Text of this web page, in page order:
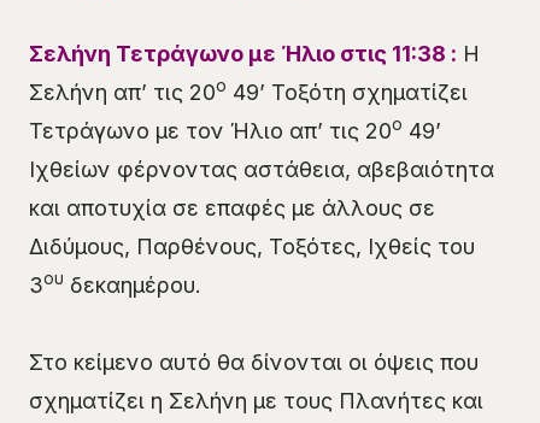
Σελήνη Τετράγωνο με Ήλιο στις 11:38 : Η
Σελήνη απ’ τις 20ο 49’ Τοξότη σχηματίζει
Τετράγωνο με τον Ήλιο απ’ τις 20ο 49’
Ιχθείων φέρνοντας αστάθεια, αβεβαιότητα
και αποτυχία σε επαφές με άλλους σε
Διδύμους, Παρθένους, Τοξότες, Ιχθείς του
3ου δεκαημέρου.
Στο κείμενο αυτό θα δίνονται οι όψεις που
σχηματίζει η Σελήνη με τους Πλανήτες και